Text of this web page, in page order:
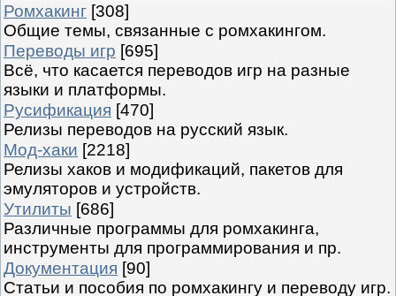
Ромхакинг [308]
Общие темы, связанные с ромхакингом.
Переводы игр [695]
Всё, что касается переводов игр на разные
языки и платформы.
Русификация [470]
Релизы переводов на русский язык.
Мод-хаки [2218]
Релизы хаков и модификаций, пакетов для
эмуляторов и устройств.
Утилиты [686]
Различные программы для ромхакинга,
инструменты для программирования и пр.
Документация [90]
Статьи и пособия по ромхакингу и переводу игр.